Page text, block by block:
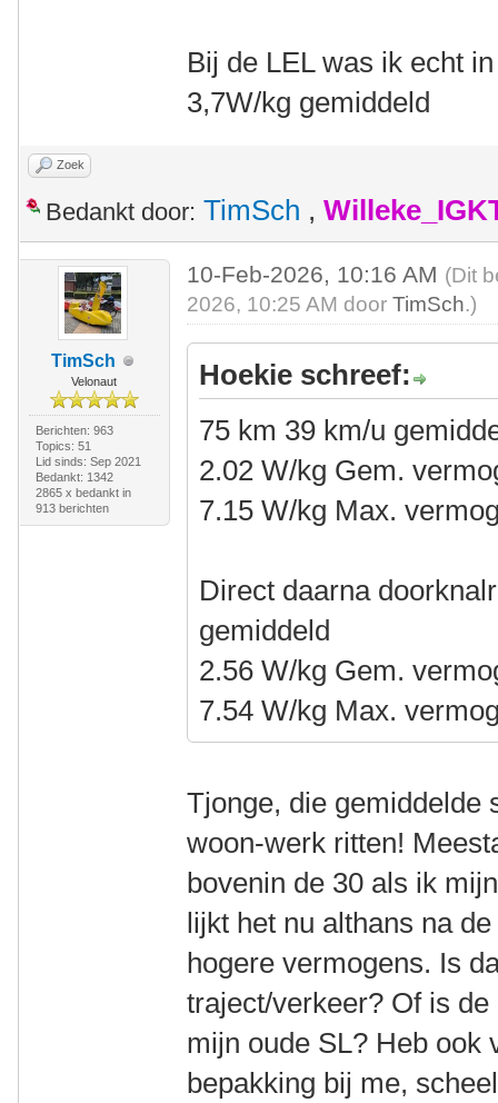
Bij de LEL was ik echt
3,7W/kg gemiddeld
Zoek
Bedankt door: TimSch ,
TimSch
Velonaut
Berichten: 963
Topics: 51
Lid sinds: Sep 2021
Bedankt: 1342
2865 x bedankt in
913 berichten
10-Feb-2026, 10:16 AM (Dit
2026, 10:25 AM doorTimSch.)
Hoekie schreef:
75 km 39 km/u
2.02 W/kg Gem.
7.15 W/kg Max.
Direct daarna
gemiddeld
2.56 W/kg Gem.
7.54 W/kg Max.
Tjonge, die gemiddelde
woon-werk ritten!
bovenin de 30 als ik
lijkt het nu althans na
hogere vermogens. Is
traject/verkeer? Of is
mijn oude SL? Heb ook
bepakking bij me,